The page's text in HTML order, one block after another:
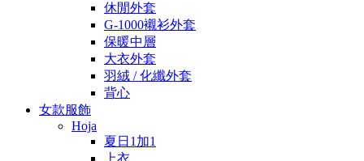
休閒外套
G-1000襯衫外套
保暖中層
大衣外套
羽絨 / 化纖外套
背心
女款服飾
Hoja
夏日1加1
上衣